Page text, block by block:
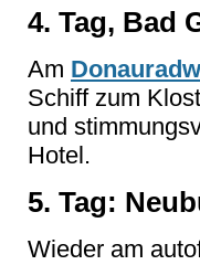
4. Tag, Bad
Am
Schiff zum
und
Hotel.
5. Tag:
Wieder am